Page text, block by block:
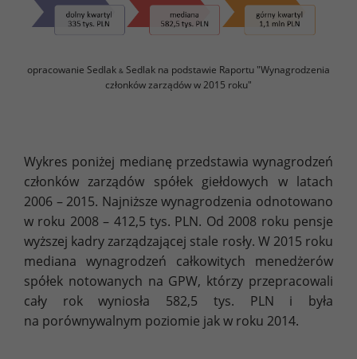
opracowanie Sedlak & Sedlak na podstawie Raportu "Wynagrodzenia
członków zarządów w 2015 roku"
Wykres poniżej medianę przedstawia wynagrodzeń
członków zarządów spółek giełdowych w latach
2006 – 2015. Najniższe wynagrodzenia odnotowano
w roku 2008 – 412,5 tys. PLN. Od 2008 roku pensje
wyższej kadry zarządzającej stale rosły. W 2015 roku
mediana wynagrodzeń całkowitych menedżerów
spółek notowanych na GPW, którzy przepracowali
cały rok wyniosła 582,5 tys. PLN i była
na porównywalnym poziomie jak w roku 2014.